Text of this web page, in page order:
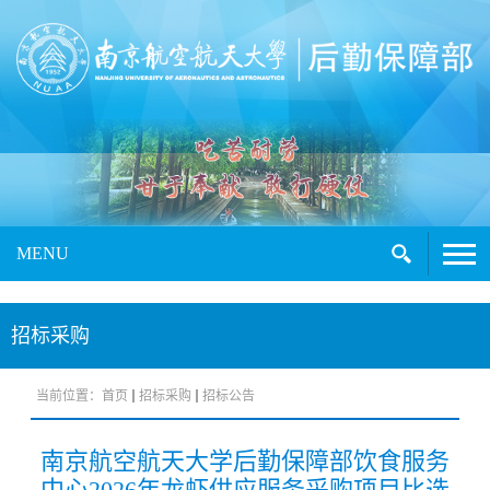
MENU
招标采购
当前位置： 首页 招标采购 招标公告
南京航空航天大学后勤保障部饮食服务